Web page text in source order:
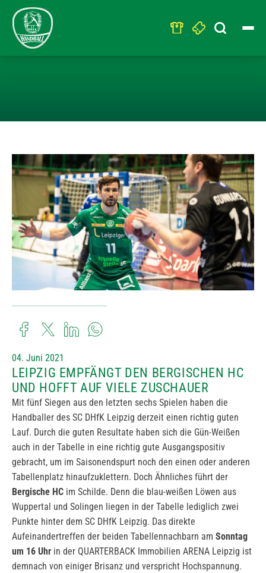
Search
for:
04. Juni 2021
LEIPZIG EMPFÄNGT DEN BERGISCHEN HC
UND HOFFT AUF VIELE ZUSCHAUER
Mit fünf Siegen aus den letzten sechs Spielen haben die
Handballer des SC DHfK Leipzig derzeit einen richtig guten
Lauf. Durch die guten Resultate haben sich die Gün-Weißen
auch in der Tabelle in eine richtig gute Ausgangspositiv
gebracht, um im Saisonendspurt noch den einen oder anderen
Tabellenplatz hinaufzuklettern. Doch Ähnliches führt der
Bergische HC im Schilde. Denn die blau-weißen Löwen aus
Wuppertal und Solingen liegen in der Tabelle lediglich zwei
Punkte hinter dem SC DHfK Leipzig. Das direkte
Aufeinandertreffen der beiden Tabellennachbarn am Sonntag
um 16 Uhr in der QUARTERBACK Immobilien ARENA Leipzig ist
demnach von einiger Brisanz und verspricht Hochspannung.